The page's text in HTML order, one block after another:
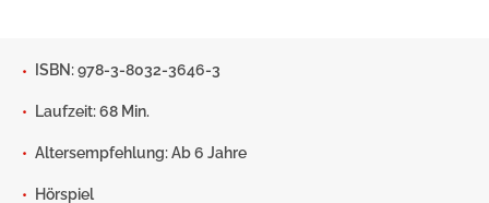
Zum Titel
ISBN: 978-3-8032-3646-3
Laufzeit: 68 Min.
Altersempfehlung: Ab 6 Jahre
Hörspiel